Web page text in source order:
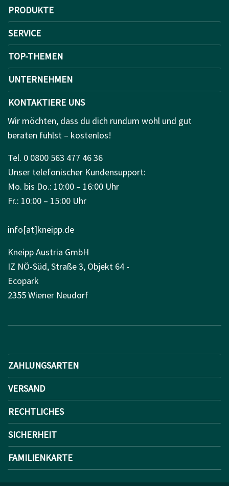
PRODUKTE
SERVICE
TOP-THEMEN
UNTERNEHMEN
KONTAKTIERE UNS
Wir möchten, dass du dich rundum wohl und gut
beraten fühlst – kostenlos!
Tel. 0 0800 563 477 46 36
Unser telefonischer Kundensupport:
Mo. bis Do.: 10:00 – 16:00 Uhr
Fr.: 10:00 – 15:00 Uhr
info[at]kneipp.de
Kneipp Austria GmbH
IZ NÖ-Süd, Straße 3, Objekt 64 -
Ecopark
2355 Wiener Neudorf
ZAHLUNGSARTEN
VERSAND
RECHTLICHES
SICHERHEIT
FAMILIENKARTE